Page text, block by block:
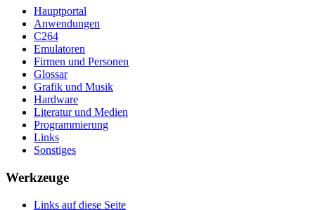
Hauptportal
Anwendungen
C264
Emulatoren
Firmen und Personen
Glossar
Grafik und Musik
Hardware
Literatur und Medien
Programmierung
Links
Sonstiges
Werkzeuge
Links auf diese Seite